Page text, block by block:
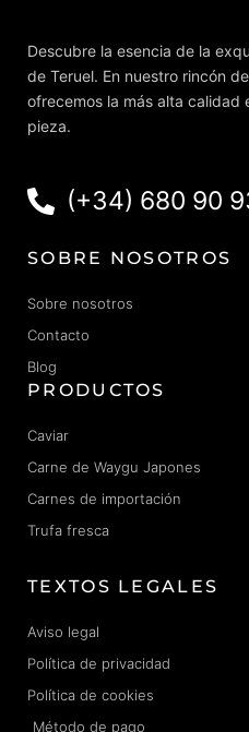
Descubre la esencia de la
de Teruel. En nuestro rincón
ofrecemos la más alta
pieza.
(+34) 680 90
SOBRE NOSOTROS
Sobre nosotros
Contacto
Blog
PRODUCTOS
Caviar
Carne de Waygu Japones
Carnes de importación
Trufa fresca
TEXTOS LEGALES
Aviso legal
Política de privacidad
Política de cookies
Método de pago